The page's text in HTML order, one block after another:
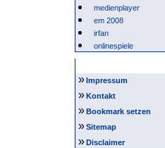
medienplayer
em 2008
irfan
onlinespiele
»Impressum
»Kontakt
»Bookmark setzen
»Sitemap
»Disclaimer